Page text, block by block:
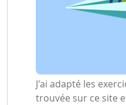
J'ai adapté les
trouvée sur ce site